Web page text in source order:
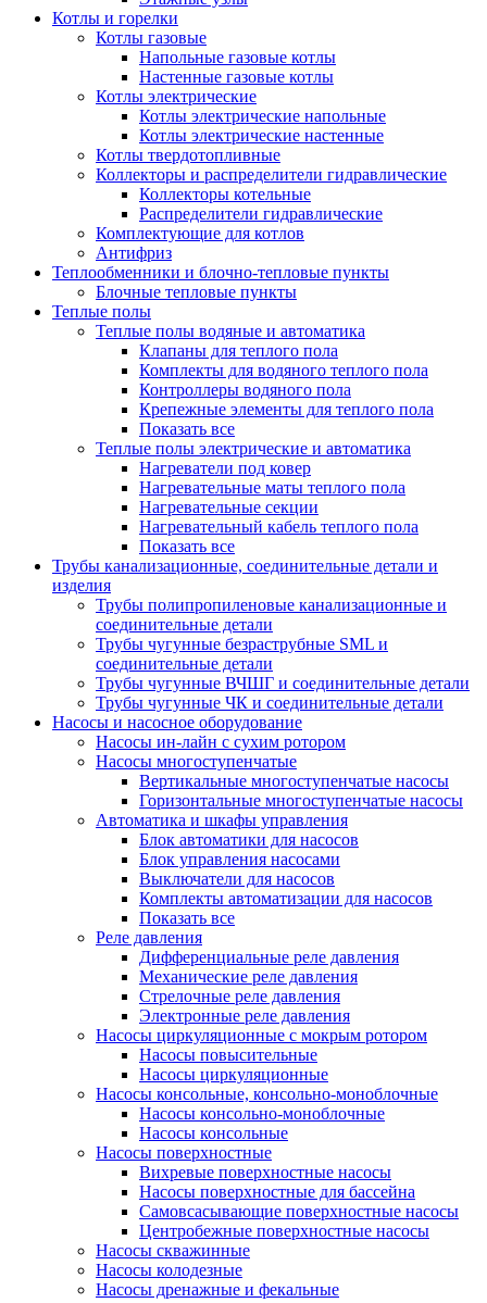
Котлы и горелки
Котлы газовые
Напольные газовые котлы
Настенные газовые котлы
Котлы электрические
Котлы электрические напольные
Котлы электрические настенные
Котлы твердотопливные
Коллекторы и распределители гидравлические
Коллекторы котельные
Распределители гидравлические
Комплектующие для котлов
Антифриз
Теплообменники и блочно-тепловые пункты
Блочные тепловые пункты
Теплые полы
Теплые полы водяные и автоматика
Клапаны для теплого пола
Комплекты для водяного теплого пола
Контроллеры водяного пола
Крепежные элементы для теплого пола
Показать все
Теплые полы электрические и автоматика
Нагреватели под ковер
Нагревательные маты теплого пола
Нагревательные секции
Нагревательный кабель теплого пола
Показать все
Трубы канализационные, соединительные детали и
изделия
Трубы полипропиленовые канализационные и
соединительные детали
Трубы чугунные безраструбные SML и
соединительные детали
Трубы чугунные ВЧШГ и соединительные детали
Трубы чугунные ЧК и соединительные детали
Насосы и насосное оборудование
Насосы ин-лайн с сухим ротором
Насосы многоступенчатые
Вертикальные многоступенчатые насосы
Горизонтальные многоступенчатые насосы
Автоматика и шкафы управления
Блок автоматики для насосов
Блок управления насосами
Выключатели для насосов
Комплекты автоматизации для насосов
Показать все
Реле давления
Дифференциальные реле давления
Механические реле давления
Стрелочные реле давления
Электронные реле давления
Насосы циркуляционные с мокрым ротором
Насосы повысительные
Насосы циркуляционные
Насосы консольные, консольно-моноблочные
Насосы консольно-моноблочные
Насосы консольные
Насосы поверхностные
Вихревые поверхностные насосы
Насосы поверхностные для бассейна
Самовсасывающие поверхностные насосы
Центробежные поверхностные насосы
Насосы скважинные
Насосы колодезные
Насосы дренажные и фекальные